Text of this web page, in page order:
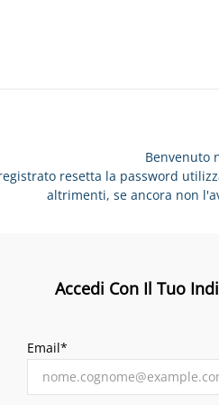
Benvenuto
resetta la password
altrimenti, se ancora non
Accedi Con Il Tuo
Email*